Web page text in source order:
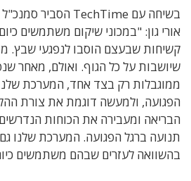
בשיחה עם TechTime הסביר
אורי גון: "במכוני שיקום משתמשים
קשיחות שבעצם הוסבו לנפגעי שבץ.
שיושבות על כל הגוף. ואולם, מאחר
ממוגבלות רק בצד אחד, המערכת
הפגועה, ולמעשה דוגמת את צורת
הבריאה ומעבירה את הכוחות
תנועה ברגל הפגועה. המערכת שלנו
בהשוואה לעזרים שבהם משתמשים